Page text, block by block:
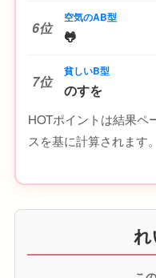
6位
空気のAB型
🐸
7位
貧しいB型
のすを
HOTポイントは結果ペ
スを基に計算されます。